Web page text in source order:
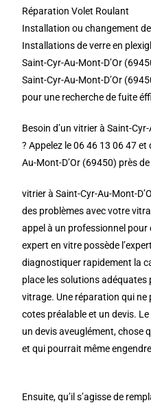
Réparation Volet Roulant
Installation ou changement
Installations de verre en
Saint-Cyr-Au-Mont-D’Or
Saint-Cyr-Au-Mont-D’Or
pour une recherche de fuite
Besoin d’un vitrier à Saint-
? Appelez le 06 46 13 06 47
Au-Mont-D’Or (69450) près
vitrier à Saint-Cyr-Au-Mont-
des problèmes avec votre
appel à un professionnel
expert en vitre possède
diagnostiquer rapidement la
place les solutions
vitrage. Une réparation qui ne
cotes préalable et un devis.
un devis aveuglément, chose
et qui pourrait même
Ensuite, qu’il s’agisse de